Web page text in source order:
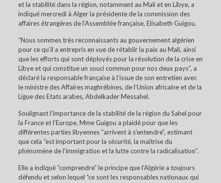
et la stabilité dans la région, notamment au Mali et en Libye, a
indiqué mercredi à Alger la présidente de la commission des
affaires étrangères de l’Assemblée française, Elisabeth Guigou.
“Nous sommes très reconnaissants au gouvernement algérien
pour ce qu’il a entrepris en vue de rétablir la paix au Mali, ainsi
que les efforts qui sont déployés pour la résolution de la crise en
Libye et qui constitue un souci commun pour nos deux pays”, a
déclaré la responsable française à l’issue de son entretien avec
le ministre des Affaires maghrébines, de l’Union africaine et de la
Ligue des Etats arabes, Abdelkader Messahel.
Soulignant l’importance de la stabilité de la région du Sahel pour
la France et l’Europe, Mme Guigou a plaidé pour que les
différentes parties libyennes “arrivent à s’entendre”, estimant
que cela “est important pour la sécurité, la maîtrise du
phénomène de l’immigration et la lutte contre la radicalisation”.
Elle a indiqué “comprendre” le principe que l’Algérie a toujours
défendu et selon lequel “ce sont les responsables nationaux qui